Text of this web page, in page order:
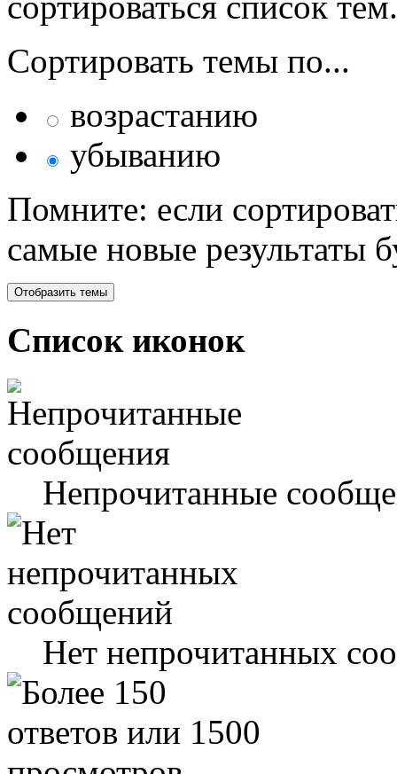
Сортировать темы по...
возрастанию
убыванию
Помните: если
самые новые результаты
Список иконок
Непрочитанные
Нет непрочитанных